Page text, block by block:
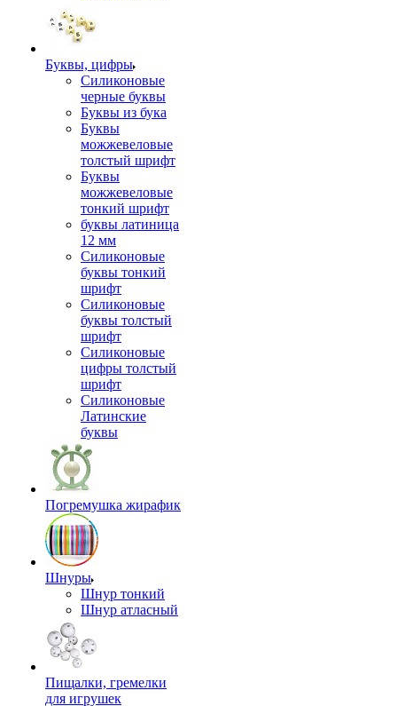
Буквы, цифры
Силиконовые
черные буквы
Буквы из бука
Буквы
можжевеловые
толстый шрифт
Буквы
можжевеловые
тонкий шрифт
буквы латиница
12 мм
Силиконовые
буквы тонкий
шрифт
Силиконовые
буквы толстый
шрифт
Силиконовые
цифры толстый
шрифт
Силиконовые
Латинские
буквы
Погремушка жирафик
Шнуры
Шнур тонкий
Шнур атласный
Пищалки, гремелки
для игрушек